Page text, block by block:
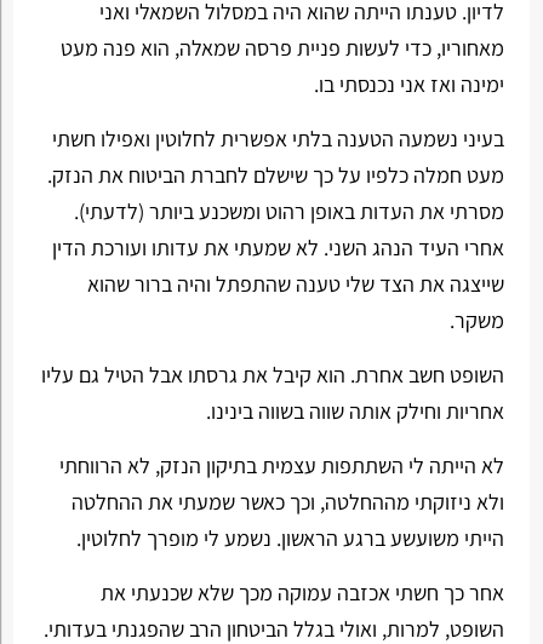
לדיון. טענתו הייתה שהוא היה במסלול השמאלי ואני
מאחוריו, כדי לעשות פניית פרסה שמאלה, הוא פנה מעט
ימינה ואז אני נכנסתי בו.
בעיני נשמעה הטענה בלתי אפשרית לחלוטין ואפילו חשתי
מעט חמלה כלפיו על כך שישלם לחברת הביטוח את הנזק.
מסרתי את העדות באופן רהוט ומשכנע ביותר (לדעתי).
אחרי העיד הנהג השני. לא שמעתי את עדותו ועורכת הדין
שייצגה את הצד שלי טענה שהתפתל והיה ברור שהוא
משקר.
השופט חשב אחרת. הוא קיבל את גרסתו אבל הטיל גם עליו
אחריות וחילק אותה שווה בשווה בינינו.
לא הייתה לי השתתפות עצמית בתיקון הנזק, לא הרווחתי
ולא ניזוקתי מההחלטה, וכך כאשר שמעתי את ההחלטה
הייתי משועשע ברגע הראשון. נשמע לי מופרך לחלוטין.
אחר כך חשתי אכזבה עמוקה מכך שלא שכנעתי את
השופט, למרות, ואולי בגלל הביטחון הרב שהפגנתי בעדותי.